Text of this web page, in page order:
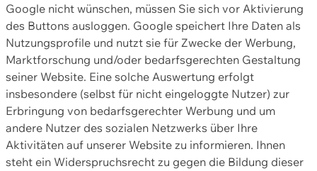
Google nicht wünschen, müssen Sie sich vor Aktivierung
des Buttons ausloggen. Google speichert Ihre Daten als
Nutzungsprofile und nutzt sie für Zwecke der Werbung,
Marktforschung und/oder bedarfsgerechten Gestaltung
seiner Website. Eine solche Auswertung erfolgt
insbesondere (selbst für nicht eingeloggte Nutzer) zur
Erbringung von bedarfsgerechter Werbung und um
andere Nutzer des sozialen Netzwerks über Ihre
Aktivitäten auf unserer Website zu informieren. Ihnen
steht ein Widerspruchsrecht zu gegen die Bildung dieser